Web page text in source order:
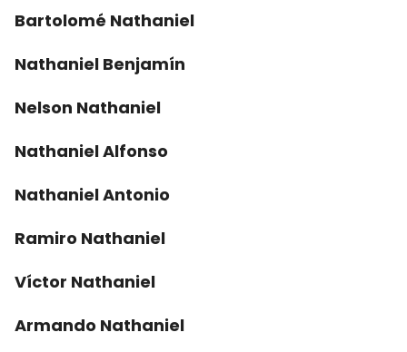
Bartolomé Nathaniel
Nathaniel Benjamín
Nelson Nathaniel
Nathaniel Alfonso
Nathaniel Antonio
Ramiro Nathaniel
Víctor Nathaniel
Armando Nathaniel